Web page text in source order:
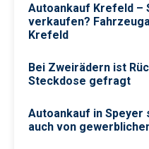
Autoankauf Krefeld –
verkaufen?
Krefeld
Bei Zweirädern ist
Steckdose gefragt
Autoankauf in Speyer
auch von